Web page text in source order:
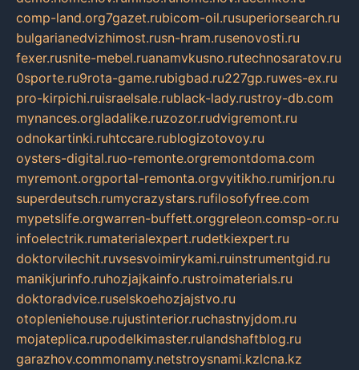
comp-land.org7gazet.rubicom-oil.rusuperiorsearch.ru
bulgarianedvizhimost.rusn-hram.rusenovosti.ru
fexer.rusnite-mebel.ruanamvkusno.rutechnosaratov.ru
0sporte.ru9rota-game.rubigbad.ru227gp.ruwes-ex.ru
pro-kirpichi.ruisraelsale.rublack-lady.rustroy-db.com
mynances.orgladalike.ruzozor.rudvigremont.ru
odnokartinki.ruhtccare.rublogizotovoy.ru
oysters-digital.ruo-remonte.orgremontdoma.com
myremont.orgportal-remonta.orgvyitikho.rumirjon.ru
superdeutsch.rumycrazystars.rufilosofyfree.com
mypetslife.orgwarren-buffett.orggreleon.comsp-or.ru
infoelectrik.rumaterialexpert.rudetkiexpert.ru
doktorvilechit.ruvsesvoimirykami.ruinstrumentgid.ru
manikjurinfo.ruhozjajkainfo.rustroimaterials.ru
doktoradvice.ruselskoehozjajstvo.ru
otopleniehouse.rujustinterior.ruchastnyjdom.ru
mojateplica.rupodelkimaster.rulandshaftblog.ru
garazhov.commonamy.netstroysnami.kzlcna.kz